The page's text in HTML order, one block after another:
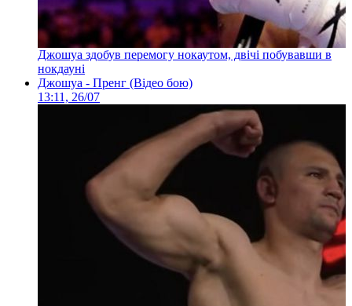
Джошуа здобув перемогу нокаутом, двічі побувавши в
нокдауні
Джошуа - Пренг (Відео бою)
13:11, 26/07